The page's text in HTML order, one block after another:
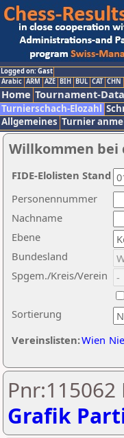
Logged on: Gast
Arabic ARM AZE BIH BUL CAT CHN
Home Tournament-
Turnierschach-Elozahl
Allgemeines Turnier
Willkommen bei
Nachname
Ebene
Sortierung
Personennummer
Bundesland
Spgem./Kreis/Verein
Vereinslisten:Wien
FIDE-Elolisten Stand
Grafik